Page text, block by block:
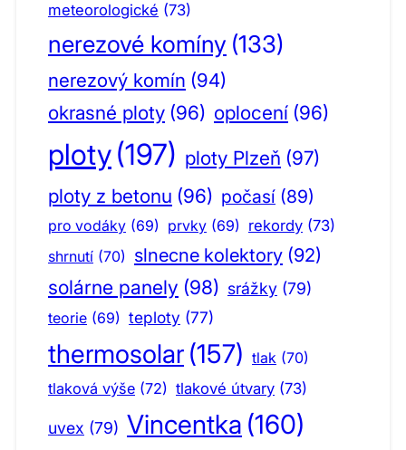
meteorologické (73)
nerezové komíny (133)
nerezový komín (94)
okrasné ploty (96) oplocení (96)
ploty(197) ploty Plzeň (97)
ploty z betonu (96) počasí (89)
pro vodáky (69) prvky (69) rekordy (73)
shrnutí (70) slnecne kolektory (92)
solárne panely (98) srážky (79)
teorie (69) teploty (77)
thermosolar (157) tlak (70)
tlaková výše (72) tlakové útvary (73)
uvex (79) Vincentka (160)